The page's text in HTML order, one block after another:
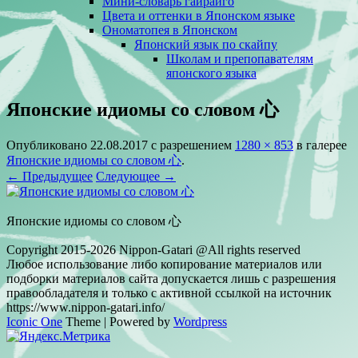
Цвета и оттенки в Японском языке
Ономатопея в Японском
Японский язык по скайпу
Школам и препопавателям
японского языка
Японские идиомы со словом 心
Опубликовано 22.08.2017 с разрешением 1280 × 853 в галерее
Японские идиомы со словом 心.
← Предыдущее Следующее →
Японские идиомы со словом 心
Copyright 2015-2026 Nippon-Gatari @All rights reserved
Любое использование либо копирование материалов или
подборки материалов сайта допускается лишь с разрешения
правообладателя и только с активной ссылкой на источник
https://www.nippon-gatari.info/
Iconic One Theme | Powered by Wordpress